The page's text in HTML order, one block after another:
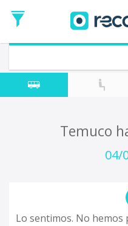
de
Ida
Vuelta
Fecha
de
Temuco
04/
Lo sentimos. No